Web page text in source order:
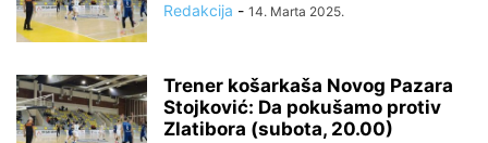
Redakcija - 14. Marta 2025.
Trener košarkaša Novog Pazara
Stojković: Da pokušamo protiv
Zlatibora (subota, 20.00)